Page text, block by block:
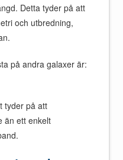
Detta tyder på att
och utbredning,
på andra galaxer är:
tyder på att
än ett enkelt